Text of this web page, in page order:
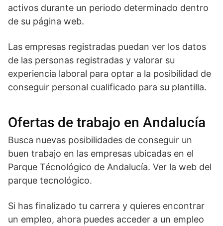
activos durante un periodo determinado dentro
de su página web.
Las empresas registradas puedan ver los datos
de las personas registradas y valorar su
experiencia laboral para optar a la posibilidad de
conseguir personal cualificado para su plantilla.
Ofertas de trabajo en Andalucía
Busca nuevas posibilidades de conseguir un
buen trabajo en las empresas ubicadas en el
Parque Técnológico de Andalucía. Ver la web del
parque tecnológico.
Si has finalizado tu carrera y quieres encontrar
un empleo, ahora puedes acceder a un empleo